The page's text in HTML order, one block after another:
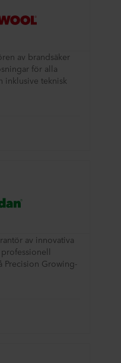
av brandsäker
för alla
inklusive teknisk
av innovativa
Precision Growing-